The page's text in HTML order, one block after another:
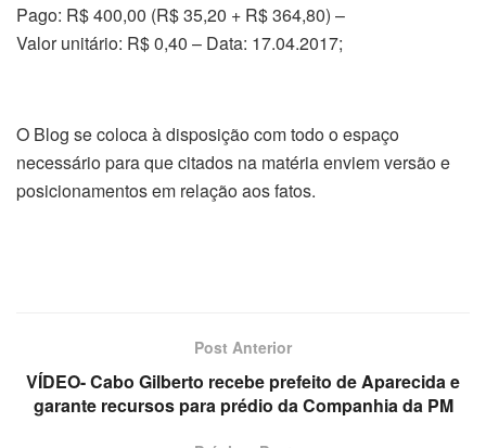
Pago: R$ 400,00 (R$ 35,20 + R$ 364,80) –
Valor unitário: R$ 0,40 – Data: 17.04.2017;
O Blog se coloca à disposição com todo o espaço
necessário para que citados na matéria enviem versão e
posicionamentos em relação aos fatos.
Post Anterior
VÍDEO- Cabo Gilberto recebe prefeito de Aparecida e
garante recursos para prédio da Companhia da PM